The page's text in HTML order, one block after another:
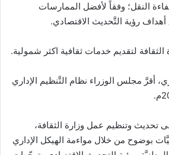
النقل؛ وفقاً لأفضل الممارسات
أهداف رؤية التَّحديث الاقتصادي.
الثقافة لتقديم خدمات ثقافية اكثر شمولية.
أقرَّ مجلس الوزراء نظام التَّنظيم الإداري
تحديث وتنظيم عمل وزارة الثقافة،
بوضوح من خلال مواءمة الهيكل الإداري